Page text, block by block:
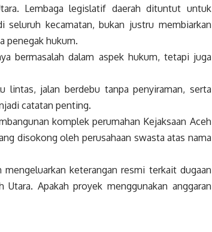
Lembaga legislatif daerah dituntut untuk
seluruh kecamatan, bukan justru membiarkan
penegak hukum.
bermasalah dalam aspek hukum, tetapi juga
lintas, jalan berdebu tanpa penyiraman, serta
catatan penting.
komplek perumahan Kejaksaan Aceh
disokong oleh perusahaan swasta atas nama
keterangan resmi terkait dugaan
Apakah proyek menggunakan anggaran